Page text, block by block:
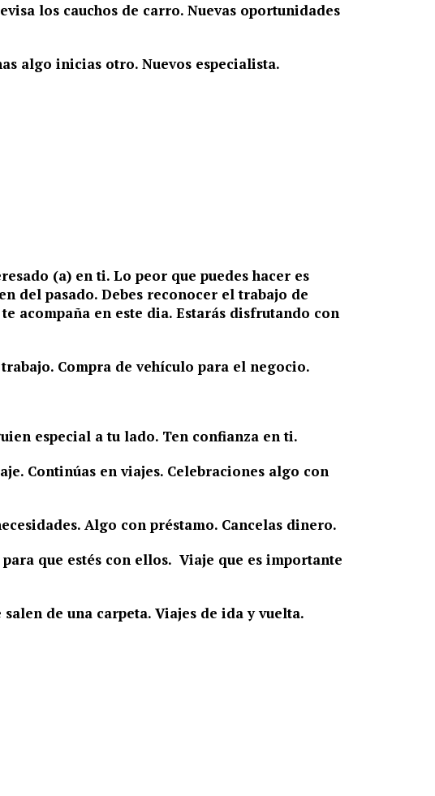
los cauchos de carro. Nuevas oportunidades
algo inicias otro. Nuevos especialista.
(a) en ti. Lo peor que puedes hacer es
del pasado. Debes reconocer el trabajo de
acompaña en este dia. Estarás disfrutando con
Compra de vehículo para el negocio.
especial a tu lado. Ten confianza en ti.
Continúas en viajes. Celebraciones algo con
Algo con préstamo. Cancelas dinero.
que estés con ellos. Viaje que es importante
de una carpeta. Viajes de ida y vuelta.